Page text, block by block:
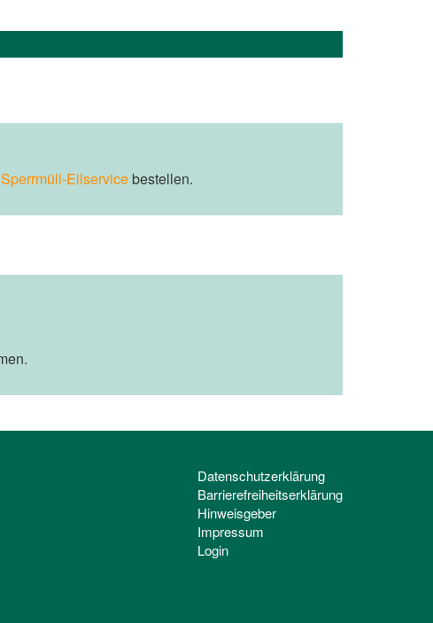
Sperrmüll-Eilservicebestellen.
Datenschutzerklärung
Barrierefreiheitserklärung
Hinweisgeber
Impressum
Login